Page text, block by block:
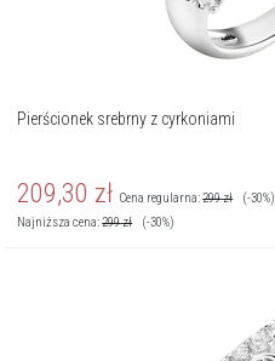
Pierścionek srebrny z cyrkoniami
209,30 zł Cena regularna:299zł
(-30%)
Najniższa cena:299zł (-30%)